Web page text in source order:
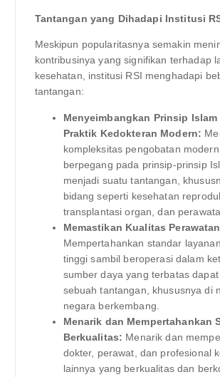
Tantangan yang Dihadapi Institusi
Meskipun popularitasnya semakin
kontribusinya yang signifikan terhadap
kesehatan, institusi RSI menghadapi
tantangan:
Menyeimbangkan Prinsip Islam
Praktik Kedokteran Modern:
kompleksitas pengobatan
berpegang pada prinsip-prinsip
menjadi suatu tantangan,
bidang seperti kesehatan
transplantasi organ, dan
Memastikan Kualitas
Mempertahankan standar
tinggi sambil beroperasi dalam
sumber daya yang terbatas
sebuah tantangan, khususnya di
negara berkembang.
Menarik dan Mempertahankan
Berkualitas: Menarik dan
dokter, perawat, dan profesional
lainnya yang berkualitas dan